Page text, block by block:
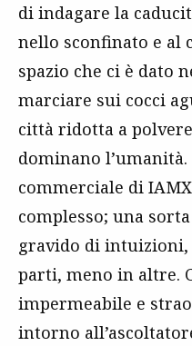
di indagare la
nello sconfinato e al
spazio che ci è dato
marciare sui cocci
città ridotta a
dominano
commerciale di
complesso; una
gravido di
parti, meno in altre.
impermeabile e
intorno